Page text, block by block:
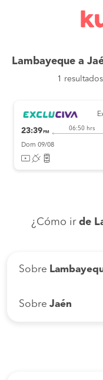
Lambayeque a
1
23:39 PM
06:50 hrs
Dom 09/08
¿Cómo ir de
Sobre
Sobre Jaén